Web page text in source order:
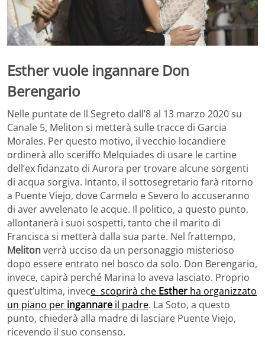
Esther vuole ingannare Don
Berengario
Nelle puntate de Il Segreto dall’8 al 13 marzo 2020 su
Canale 5, Meliton si metterà sulle tracce di Garcia
Morales. Per questo motivo, il vecchio locandiere
ordinerà allo sceriffo Melquiades di usare le cartine
dell’ex fidanzato di Aurora per trovare alcune sorgenti
di acqua sorgiva. Intanto, il sottosegretario farà ritorno
a Puente Viejo, dove Carmelo e Severo lo accuseranno
di aver avvelenato le acque. Il politico, a questo punto,
allontanerà i suoi sospetti, tanto che il marito di
Francisca si metterà dalla sua parte. Nel frattempo,
Melitonverrà ucciso da un personaggio misterioso
dopo essere entrato nel bosco da solo. Don Berengario,
invece, capirà perché Marina lo aveva lasciato. Proprio
quest’ultima, invece scoprirà che Esther ha organizzato
un piano per ingannare il padre. La Soto, a questo
punto, chiederà alla madre di lasciare Puente Viejo,
ricevendo il suo consenso.